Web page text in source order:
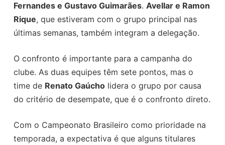
Fernandes e Gustavo Guimarães. Avellar e Ramon
Rique, que estiveram com o grupo principal nas
últimas semanas, também integram a delegação.
O confronto é importante para a campanha do
clube. As duas equipes têm sete pontos, mas o
time de Renato Gaúcho lidera o grupo por causa
do critério de desempate, que é o confronto direto.
Com o Campeonato Brasileiro como prioridade na
temporada, a expectativa é que alguns titulares